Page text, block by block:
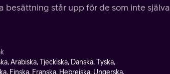
besättning står upp för de som inte själva
Arabiska, Tjeckiska, Danska, Tyska,
Finska, Franska, Hebreiska, Ungerska,